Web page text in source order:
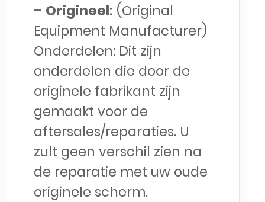
– Origineel: (Original
Equipment Manufacturer)
Onderdelen: Dit zijn
onderdelen die door de
originele fabrikant zijn
gemaakt voor de
aftersales/reparaties. U
zult geen verschil zien na
de reparatie met uw oude
originele scherm.